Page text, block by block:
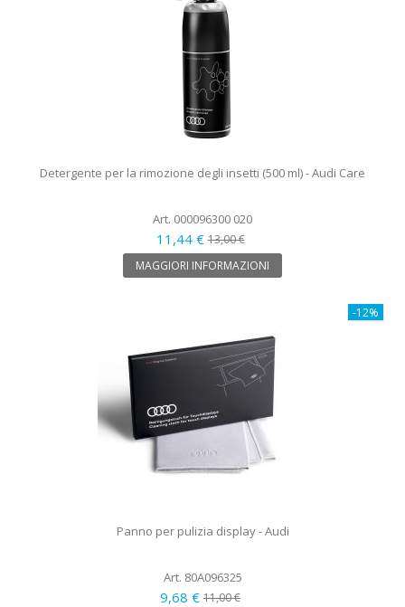
Detergente per la rimozione degli insetti (500 ml) - Audi Care
Art. 000096300 020
11,44 €13,00 €
MAGGIORI INFORMAZIONI
-12%
Panno per pulizia display - Audi
Art. 80A096325
9,68 € 11,00 €